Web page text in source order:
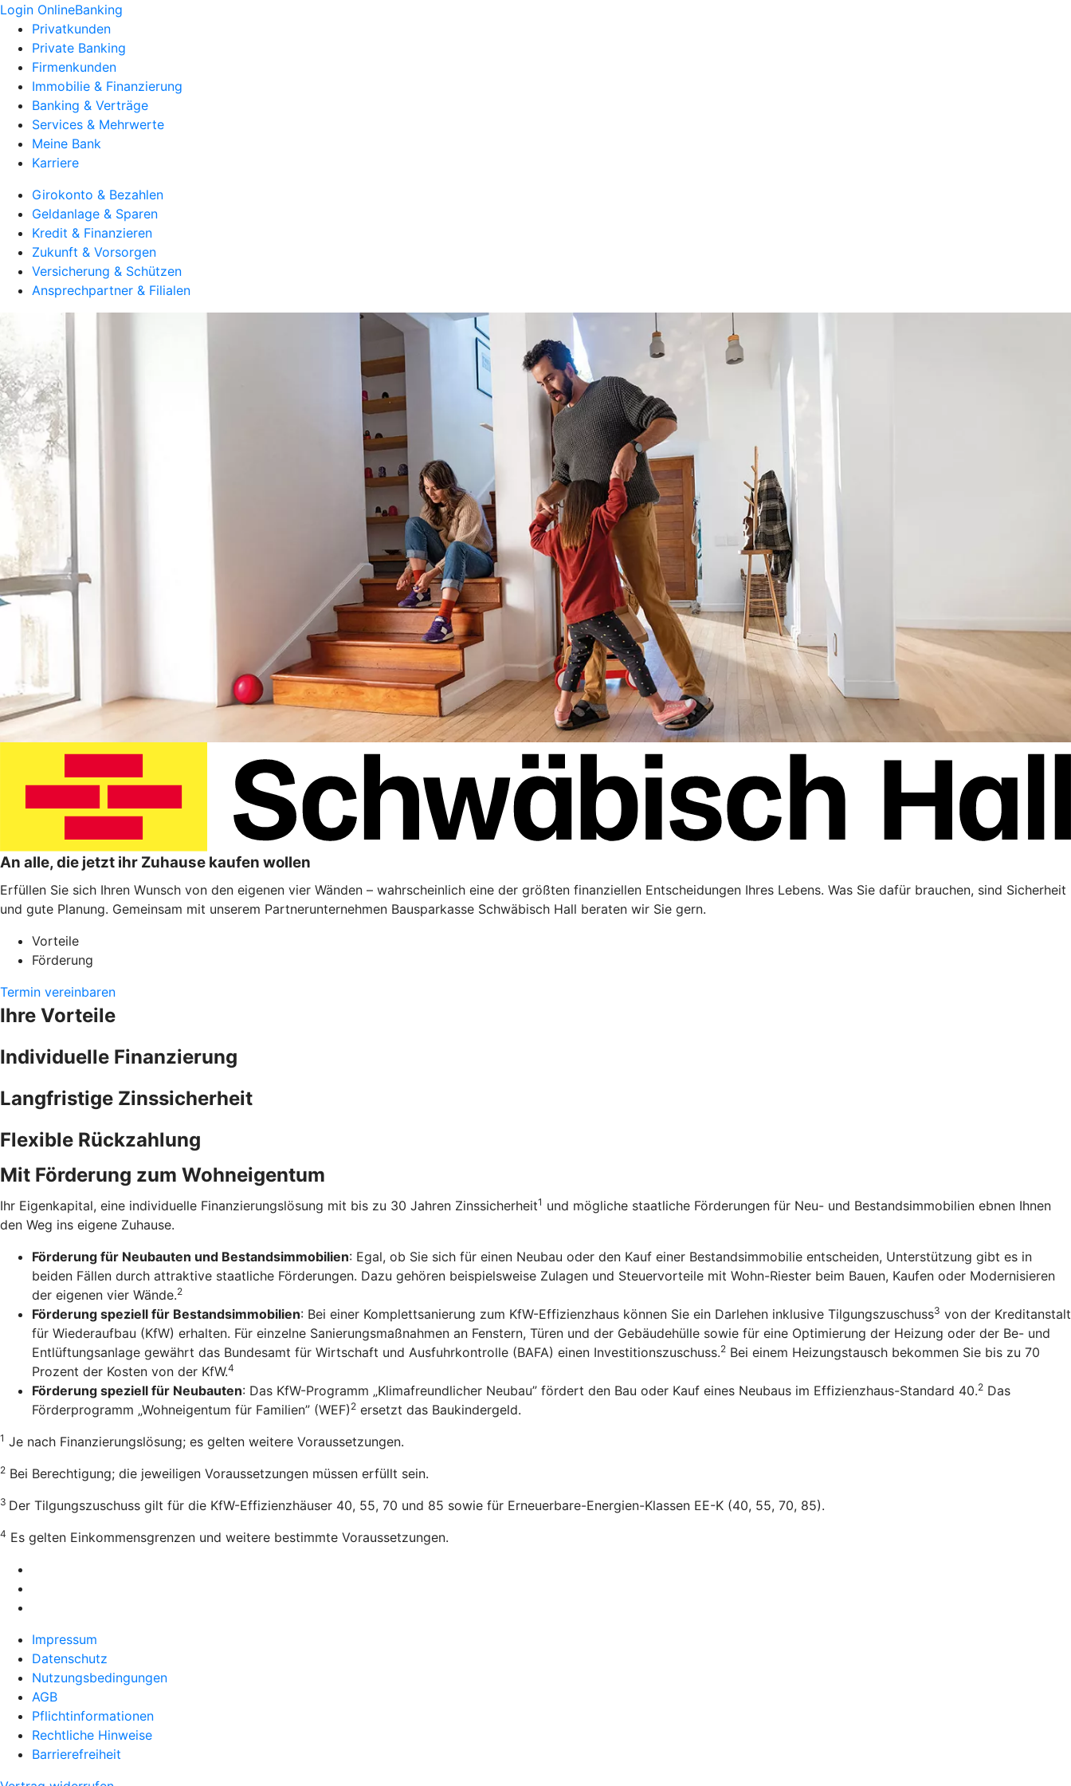
Login OnlineBanking
Privatkunden
Private Banking
Firmenkunden
Immobilie & Finanzierung
Banking & Verträge
Services & Mehrwerte
Meine Bank
Karriere
Girokonto & Bezahlen
Geldanlage & Sparen
Kredit & Finanzieren
Zukunft & Vorsorgen
Versicherung & Schützen
Ansprechpartner & Filialen
An alle, die jetzt ihr Zuhause kaufen wollen
Erfüllen Sie sich Ihren Wunsch von den eigenen vier Wänden – wahrscheinlich eine der größten finanziellen Entscheidungen Ihres Lebens. Was Sie dafür brauchen, sind Sicherheit
und gute Planung. Gemeinsam mit unserem Partnerunternehmen Bausparkasse Schwäbisch Hall beraten wir Sie gern.
Vorteile
Förderung
Termin vereinbaren
Ihre Vorteile
Individuelle Finanzierung
Langfristige Zinssicherheit
Flexible Rückzahlung
Mit Förderung zum Wohneigentum
Ihr Eigenkapital, eine individuelle Finanzierungslösung mit bis zu 30 Jahren Zinssicherheit1 und mögliche staatliche Förderungen für Neu- und Bestandsimmobilien ebnen Ihnen
den Weg ins eigene Zuhause.
Förderung für Neubauten und Bestandsimmobilien: Egal, ob Sie sich für einen Neubau oder den Kauf einer Bestandsimmobilie entscheiden, Unterstützung gibt es in
beiden Fällen durch attraktive staatliche Förderungen. Dazu gehören beispielsweise Zulagen und Steuervorteile mit Wohn-Riester beim Bauen, Kaufen oder Modernisieren
der eigenen vier Wände.2
Förderung speziell für Bestandsimmobilien: Bei einer Komplettsanierung zum KfW-Effizienzhaus können Sie ein Darlehen inklusive Tilgungszuschuss3 von der Kreditanstalt
für Wiederaufbau (KfW) erhalten. Für einzelne Sanierungsmaßnahmen an Fenstern, Türen und der Gebäudehülle sowie für eine Optimierung der Heizung oder der Be- und
Entlüftungsanlage gewährt das Bundesamt für Wirtschaft und Ausfuhrkontrolle (BAFA) einen Investitionszuschuss.2 Bei einem Heizungstausch bekommen Sie bis zu 70
Prozent der Kosten von der KfW.4
Förderung speziell für Neubauten: Das KfW-Programm „Klimafreundlicher Neubau” fördert den Bau oder Kauf eines Neubaus im Effizienzhaus-Standard 40.2 Das
Förderprogramm „Wohneigentum für Familien” (WEF) 2 ersetzt das Baukindergeld.
1 Je nach Finanzierungslösung; es gelten weitere Voraussetzungen.
2 Bei Berechtigung; die jeweiligen Voraussetzungen müssen erfüllt sein.
3 Der Tilgungszuschuss gilt für die KfW-Effizienzhäuser 40, 55, 70 und 85 sowie für Erneuerbare-Energien-Klassen EE-K (40, 55, 70, 85).
4 Es gelten Einkommensgrenzen und weitere bestimmte Voraussetzungen.
Impressum
Datenschutz
Nutzungsbedingungen
AGB
Pflichtinformationen
Rechtliche Hinweise
Barrierefreiheit